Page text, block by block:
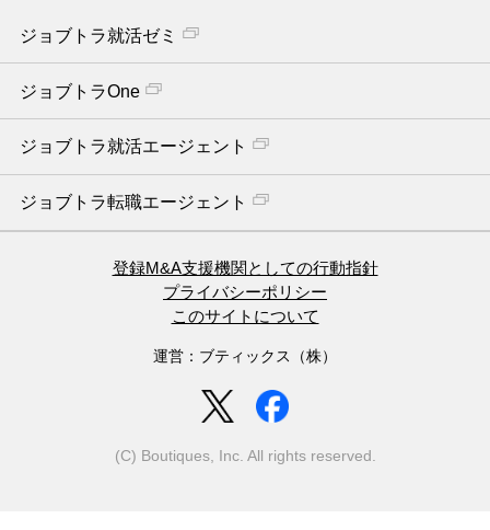
ジョブトラ就活ゼミ
ジョブトラOne
ジョブトラ就活エージェント
ジョブトラ転職エージェント
登録M&A支援機関としての行動指針
プライバシーポリシー
このサイトについて
運営：ブティックス（株）
(C) Boutiques, Inc. All rights reserved.